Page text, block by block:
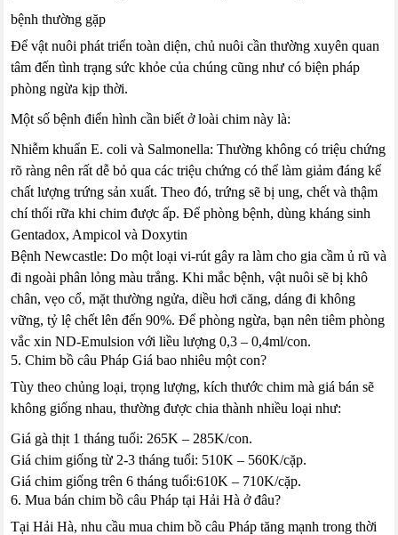
bệnh thường gặp
Để vật nuôi phát triển toàn diện, chủ nuôi cần thường xuyên quan
tâm đến tình trạng sức khỏe của chúng cũng như có biện pháp
phòng ngừa kịp thời.
Một số bệnh điển hình cần biết ở loài chim này là:
Nhiễm khuẩn E. coli và Salmonella: Thường không có triệu chứng
rõ ràng nên rất dễ bỏ qua các triệu chứng có thể làm giảm đáng kể
chất lượng trứng sản xuất. Theo đó, trứng sẽ bị ung, chết và thậm
chí thối rữa khi chim được ấp. Để phòng bệnh, dùng kháng sinh
Gentadox, Ampicol và Doxytin
Bệnh Newcastle: Do một loại vi-rút gây ra làm cho gia cầm ủ rũ và
đi ngoài phân lỏng màu trắng. Khi mắc bệnh, vật nuôi sẽ bị khô
chân, vẹo cổ, mặt thường ngửa, diều hơi căng, dáng đi không
vững, tỷ lệ chết lên đến 90%. Để phòng ngừa, bạn nên tiêm phòng
vắc xin ND-Emulsion với liều lượng 0,3 – 0,4ml/con.
5. Chim bồ câu Pháp Giá bao nhiêu một con?
Tùy theo chủng loại, trọng lượng, kích thước chim mà giá bán sẽ
không giống nhau, thường được chia thành nhiều loại như:
Giá gà thịt 1 tháng tuổi: 265K – 285K/con.
Giá chim giống từ 2-3 tháng tuổi: 510K – 560K/cặp.
Giá chim giống trên 6 tháng tuổi:610K – 710K/cặp.
6. Mua bán chim bồ câu Pháp tại Hải Hà ở đâu?
Tại Hải Hà, nhu cầu mua chim bồ câu Pháp tăng mạnh trong thời